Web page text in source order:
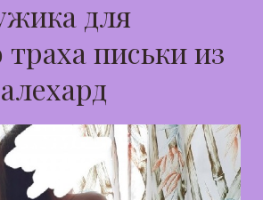
для
траха письки из